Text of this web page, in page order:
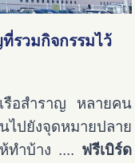
รวมกิจกรรมไว้
เรือสำราญ หลายคน
ปยังจุดหมายปลาย
ทำบ้าง .... ฟรีเบิร์ด